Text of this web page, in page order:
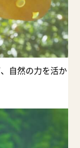
自然の力を活か